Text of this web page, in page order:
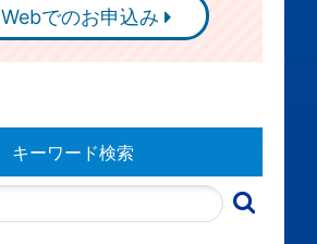
Webでのお申込み
キーワード検索